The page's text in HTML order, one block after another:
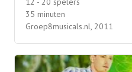
35 minuten
Groep8musicals.nl, 2011